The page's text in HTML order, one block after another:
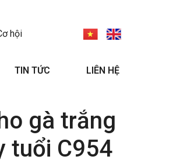
hội
TIN TỨC LIÊN HỆ
gà trắng
tuổi C954